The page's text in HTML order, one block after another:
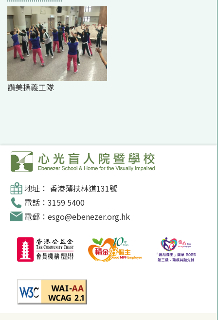
讚美操義工隊
地址： 香港薄扶林道131號
電話：3159 5400
電郵：esgo@ebenezer.org.hk